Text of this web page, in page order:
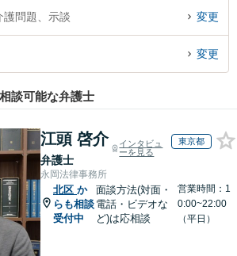
談交渉のトラブル解決の実績豊富な近くの弁護士を
料で医療事故の示談交渉を法律相談できる北区内の
などでお困りの相談者さんにおすすめです。
護問題、示談 変更
変更
談可能な弁護士
江頭 啓介
弁護士
インタビュ
ーを見る
東京都
永岡法律事務所
北区 か
らも相談
受付中
面談方法(対面・
電話・ビデオな
ど)は応相談
営業時間：1
0:00~22:00
（平日）